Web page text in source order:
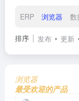
ERP 浏览器 数
排序 发布 更新
浏览器
最受欢迎的产品